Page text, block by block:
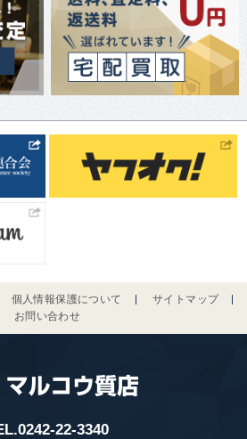
個人情報保護について
サイトマップ
お問い合わせ
0242-22-3340